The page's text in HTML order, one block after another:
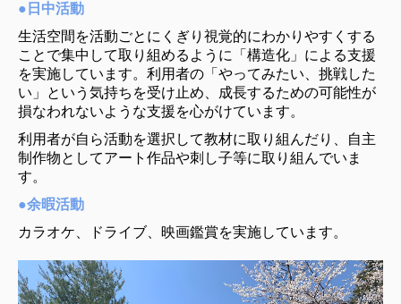
●日中活動
生活空間を活動ごとにくぎり視覚的にわかりやすくする
ことで集中して取り組めるように「構造化」による支援
を実施しています。利用者の「やってみたい、挑戦した
い」という気持ちを受け止め、成長するための可能性が
損なわれないような支援を心がけています。
利用者が自ら活動を選択して教材に取り組んだり、自主
制作物としてアート作品や刺し子等に取り組んでいま
す。
●余暇活動
カラオケ、ドライブ、映画鑑賞を実施しています。